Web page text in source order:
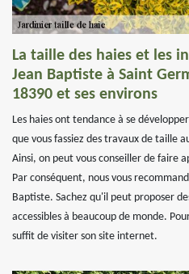
La taille des haies et les
Jean Baptiste à Saint
18390 et ses environs
Les haies ont tendance à se
que vous fassiez des travaux de taille
Ainsi, on peut vous conseiller de faire
Par conséquent, nous vous
Baptiste. Sachez qu'il peut proposer
accessibles à beaucoup de monde.
suffit de visiter son site internet.